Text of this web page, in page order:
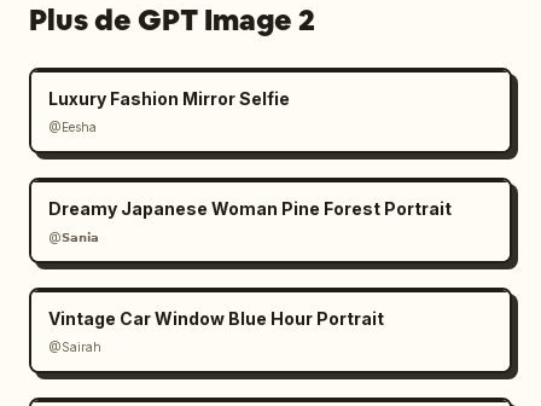
Plus de GPT Image 2
Luxury Fashion Mirror Selfie
@Eesha
Dreamy Japanese Woman Pine Forest Portrait
@𝗦𝗮𝗻𝗶𝗮
Vintage Car Window Blue Hour Portrait
@Sairah